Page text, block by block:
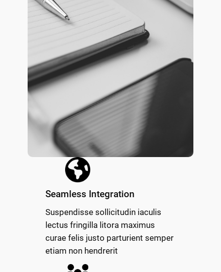
Seamless Integration
Suspendisse sollicitudin iaculis
lectus fringilla litora maximus
curae felis justo parturient semper
etiam non hendrerit